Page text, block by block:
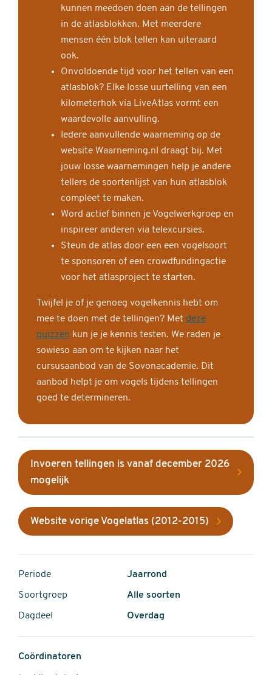
kunnen meedoen doen aan de tellingen
in de atlasblokken. Met meerdere
mensen één blok tellen kan uiteraard
ook.
Onvoldoende tijd voor het tellen van een
atlasblok? Elke losse uurtelling van een
kilometerhok via LiveAtlas vormt een
waardevolle aanvulling.
Iedere aanvullende waarneming op de
website Waarneming.nl draagt bij. Met
jouw losse waarnemingen help je andere
tellers de soortenlijst van hun atlasblok
compleet te maken.
Word actief binnen je Vogelwerkgroep en
inspireer anderen via telexcursies.
Steun de atlas door een een vogelsoort
te sponsoren of een crowdfundingactie
voor het atlasproject te starten.
Twijfel je of je genoeg vogelkennis hebt om
mee te doen met de tellingen? Met deze
quizzen kun je je kennis testen. We raden je
sowieso aan om te kijken naar het
cursusaanbod van de Sovonacademie. Dit
aanbod helpt je om vogels tijdens tellingen
goed te determineren.
Invoeren tellingen is vanaf december 2026
mogelijk
Website vorige Vogelatlas (2012-2015)
Periode Jaarrond
Soortgroep Alle soorten
Dagdeel Overdag
Coördinatoren